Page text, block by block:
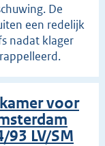
De
een redelijk
nadat klager
kamer voor
93 LV/SM